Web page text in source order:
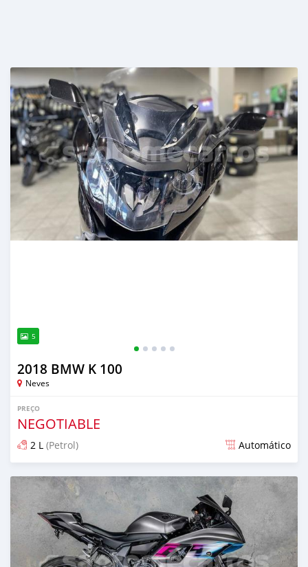
5
2018 BMW K 100
Neves
PREÇO
NEGOTIABLE
2 L (Petrol) Automático
Publicado 4 meses atrás